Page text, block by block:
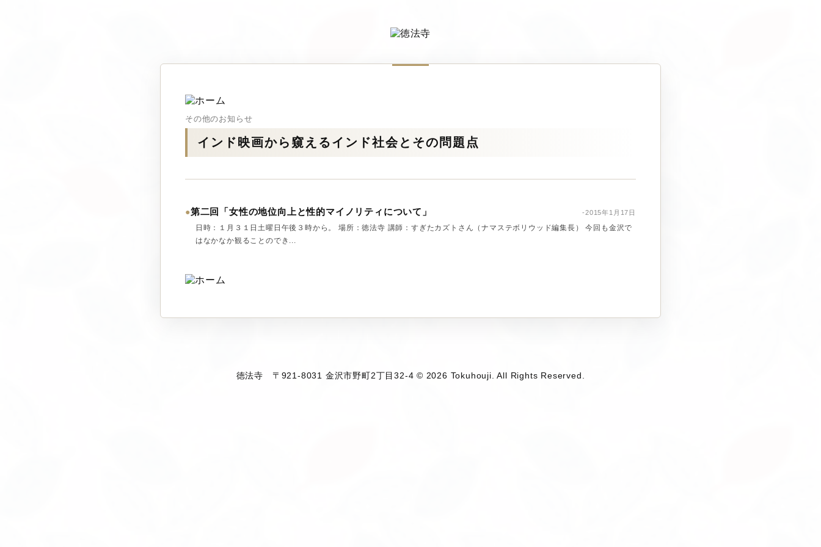
その他のお知らせ
インド映画から窺えるインド社会とその問題点
●第二回「女性の地位向上と性的マイノリティについて」 -2015年1月17日
日時：１月３１日土曜日午後３時から。 場所：徳法寺 講師：すぎたカズトさん（ナマステボリウッド編集長） 今回も金沢で
はなかなか観ることのでき...
徳法寺 〒921-8031 金沢市野町2丁目32-4 © 2026 Tokuhouji. All Rights Reserved.